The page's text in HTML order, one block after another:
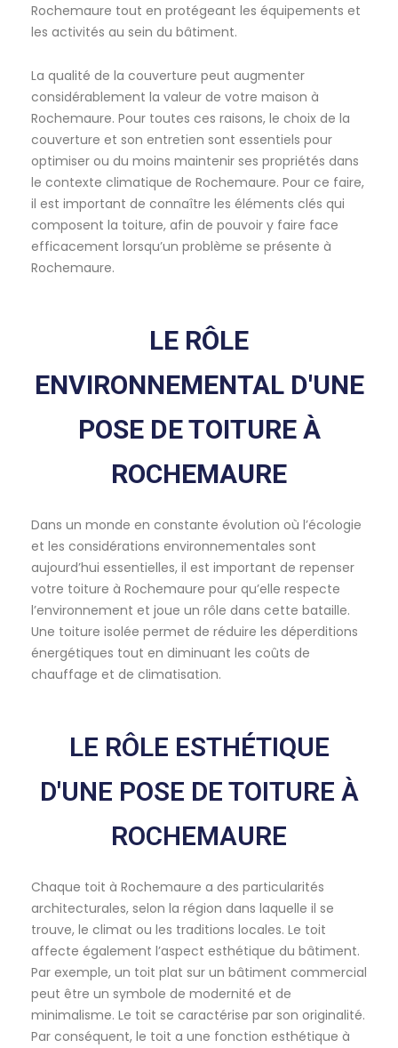
Rochemaure tout en protégeant les équipements et
les activités au sein du bâtiment.
La qualité de la couverture peut augmenter
considérablement la valeur de votre maison à
Rochemaure. Pour toutes ces raisons, le choix de la
couverture et son entretien sont essentiels pour
optimiser ou du moins maintenir ses propriétés dans
le contexte climatique de Rochemaure. Pour ce faire,
il est important de connaître les éléments clés qui
composent la toiture, afin de pouvoir y faire face
efficacement lorsqu’un problème se présente à
Rochemaure.
LE RÔLE
ENVIRONNEMENTAL D'UNE
POSE DE TOITURE À
ROCHEMAURE
Dans un monde en constante évolution où l’écologie
et les considérations environnementales sont
aujourd’hui essentielles, il est important de repenser
votre toiture à Rochemaure pour qu’elle respecte
l’environnement et joue un rôle dans cette bataille.
Une toiture isolée permet de réduire les déperditions
énergétiques tout en diminuant les coûts de
chauffage et de climatisation.
LE RÔLE ESTHÉTIQUE
D'UNE POSE DE TOITURE À
ROCHEMAURE
Chaque toit à Rochemaure a des particularités
architecturales, selon la région dans laquelle il se
trouve, le climat ou les traditions locales. Le toit
affecte également l’aspect esthétique du bâtiment.
Par exemple, un toit plat sur un bâtiment commercial
peut être un symbole de modernité et de
minimalisme. Le toit se caractérise par son originalité.
Par conséquent, le toit a une fonction esthétique à